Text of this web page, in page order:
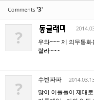
Comments '3'
?
우와~~~ 제 의무통
랄라~~~
? 수빈파파
많이 어플들이 제대